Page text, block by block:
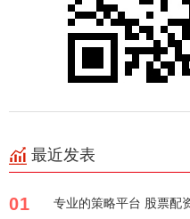
最近发表
01 专业的策略平台 股票配